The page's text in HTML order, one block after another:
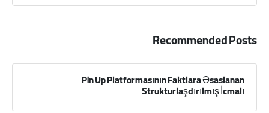
Recommended Posts
Pin Up Platformasının Faktlara Əsaslanan
Strukturlaşdırılmış İcmalı